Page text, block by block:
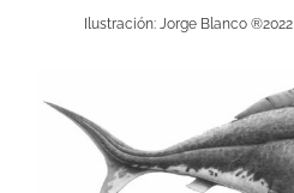
Ilustración: Jorge Blanco ®2022